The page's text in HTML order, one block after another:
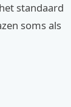
standaard
soms als